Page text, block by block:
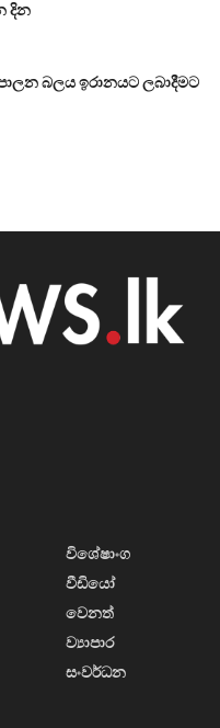
දින
බලය ඉරානයට ලබාදීමට
විශේෂාංග
වීඩියෝ
වෙනත්
ව්‍යාපාර
සංවර්ධන